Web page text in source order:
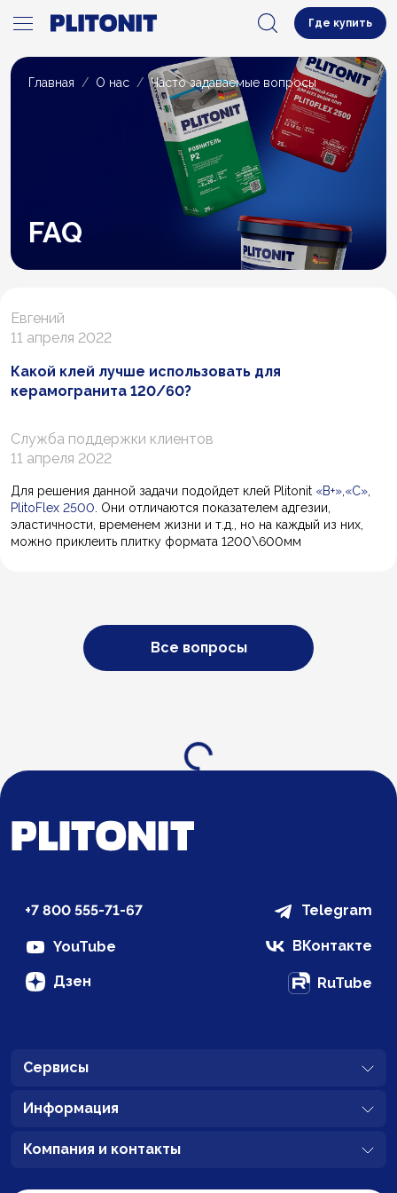
Где купить
Главная О нас Часто задаваемые вопросы
FAQ
Евгений
11 апреля 2022
Какой клей лучше использовать для
керамогранита 120/60?
Служба поддержки клиентов
11 апреля 2022
Для решения данной задачи подойдет клей Plitonit «В+» «С»
PlitoFlex 2500 . Они отличаются показателем адгезии,
эластичности, временем жизни и т.д., но на каждый из них,
можно приклеить плитку формата 1200\600мм
Все вопросы
Загрузка...
+7 800 555-71-67 Telegram
YouTube ВКонтакте
Дзен RuTube
Сервисы
Информация
Компания и контакты